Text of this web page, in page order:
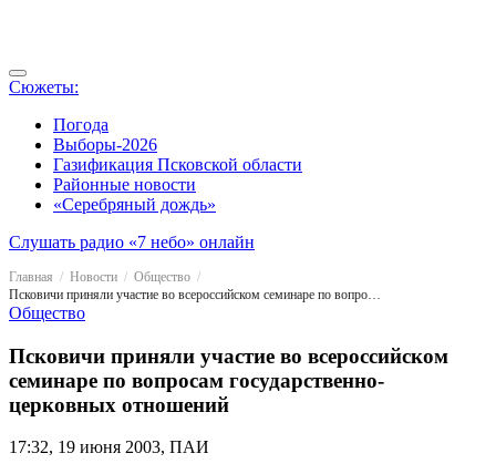
Сюжеты:
Погода
Выборы-2026
Газификация Псковской области
Районные новости
«Серебряный дождь»
Слушать радио «7 небо» онлайн
Главная Новости
Общество
Псковичи приняли участие во всероссийском семинаре по вопросам государственно-церковных отношений
Общество
Псковичи приняли участие во всероссийском
семинаре по вопросам государственно-
церковных отношений
17:32, 19 июня 2003, ПАИ